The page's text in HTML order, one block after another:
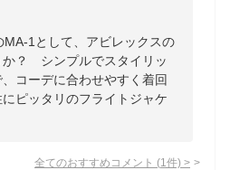
1として、アビレックスの
か？ シンプルでスタイリッ
コーデに合わせやすく着回
ピッタリのフライトジャケ
全てのおすすめコメント (1 件) >